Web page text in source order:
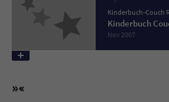
Kinderbuch-Couch
Kinderbuch
Nov 2007
tx_pwcomments_ahash